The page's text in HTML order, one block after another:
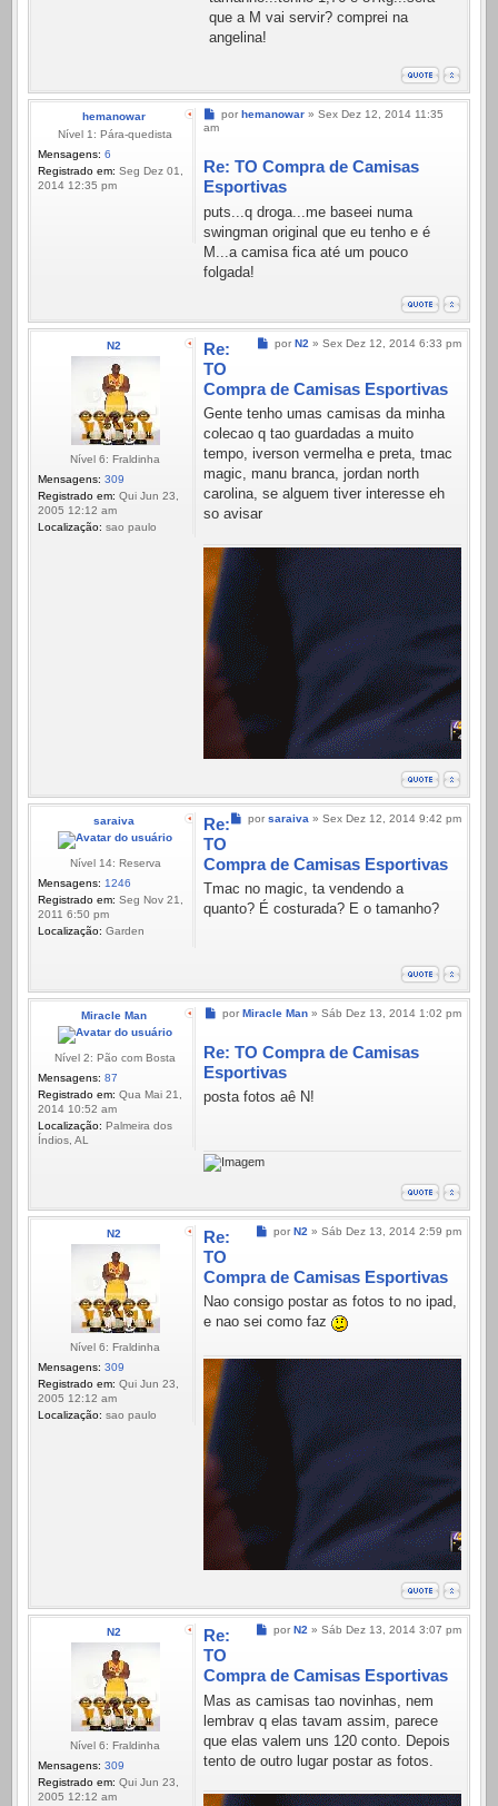
que a M vai servir? comprei na
angelina!
hemanowar
Nível 1: Pára-quedista
Mensagens: 6
Registrado em: Seg Dez 01,
2014 12:35 pm
Mensagem
por hemanowar» Sex Dez 12, 2014 11:35
am
Re: TO Compra de Camisas
Esportivas
puts...q droga...me baseei numa
swingman original que eu tenho e é
M...a camisa fica até um pouco
folgada!
N2
Nível 6: Fraldinha
Mensagens: 309
Registrado em: Qui Jun 23,
2005 12:12 am
Localização: sao paulo
Mensagem
por N2 » Sex Dez 12, 2014 6:33 pm
Re:
TO
Compra de Camisas Esportivas
Gente tenho umas camisas da minha
colecao q tao guardadas a muito
tempo, iverson vermelha e preta, tmac
magic, manu branca, jordan north
carolina, se alguem tiver interesse eh
so avisar
saraiva
Nível 14: Reserva
Mensagens: 1246
Registrado em: Seg Nov 21,
2011 6:50 pm
Localização: Garden
Mensagem
por saraiva » Sex Dez 12, 2014 9:42 pm
Re:
TO
Compra de Camisas Esportivas
Tmac no magic, ta vendendo a
quanto? É costurada? E o tamanho?
Miracle Man
Nível 2: Pão com Bosta
Mensagens: 87
Registrado em: Qua Mai 21,
2014 10:52 am
Localização: Palmeira dos
Índios, AL
Mensagem
por Miracle Man » Sáb Dez 13, 2014 1:02 pm
Re: TO Compra de Camisas
Esportivas
posta fotos aê N!
N2
Nível 6: Fraldinha
Mensagens: 309
Registrado em: Qui Jun 23,
2005 12:12 am
Localização: sao paulo
Mensagem
por N2 » Sáb Dez 13, 2014 2:59 pm
Re:
TO
Compra de Camisas Esportivas
Nao consigo postar as fotos to no ipad,
e nao sei como faz
N2
Nível 6: Fraldinha
Mensagens: 309
Registrado em: Qui Jun 23,
2005 12:12 am
Mensagem
por N2 » Sáb Dez 13, 2014 3:07 pm
Re:
TO
Compra de Camisas Esportivas
Mas as camisas tao novinhas, nem
lembrav q elas tavam assim, parece
que elas valem uns 120 conto. Depois
tento de outro lugar postar as fotos.